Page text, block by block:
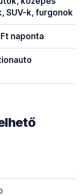
SUV-k, furgonok
naponta